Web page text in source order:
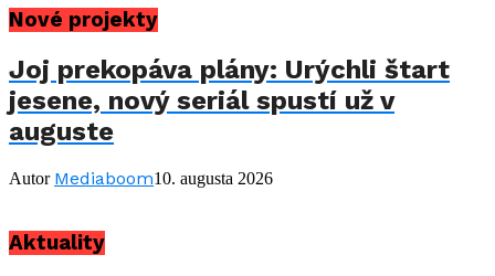
Nové projekty
Joj prekopáva plány: Urýchli štart
jesene, nový seriál spustí už v
auguste
Autor Mediaboom10. augusta 2026
Aktuality